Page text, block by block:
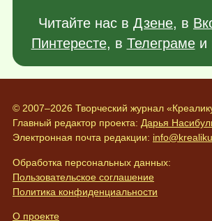
Читайте нас в Дзене, в
Пинтересте, в Телеграмеи
© 2007–2026 Творческий журнал
Главный редактор проекта: Дарья
Электронная почта редакции:
Обработка персональных данных:
Пользовательское соглашение
Политика конфиденциальности
О проекте